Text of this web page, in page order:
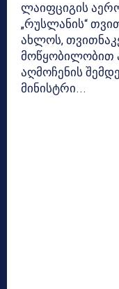
ლაიფციგის
„რუსლანის“
ახლოს,
მოწყობილობით
აღმოჩენის
მინისტრი...